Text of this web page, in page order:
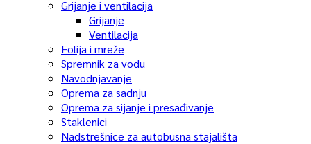
Grijanje i ventilacija
Grijanje
Ventilacija
Folija i mreže
Spremnik za vodu
Navodnjavanje
Oprema za sadnju
Oprema za sijanje i presađivanje
Staklenici
Nadstrešnice za autobusna stajališta